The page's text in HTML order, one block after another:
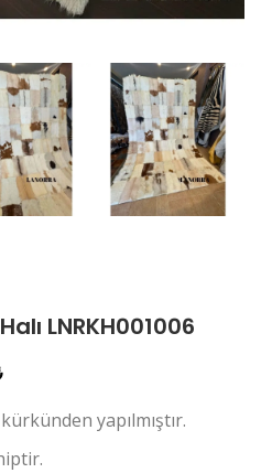
LNRKH001006
yapılmıştır.